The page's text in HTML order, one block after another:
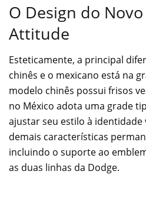
O Design do
Attitude
Esteticamente, a principal
chinês e o mexicano está na
modelo chinês possui frisos
no México adota uma grade
ajustar seu estilo à identidade
demais características
incluindo o suporte ao
as duas linhas da Dodge.